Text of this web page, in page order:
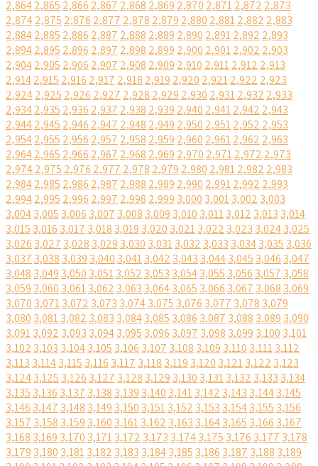
2,8642,865 2,866 2,867 2,868 2,869 2,870 2,8712,872 2,873
2,8742,875 2,876 2,877 2,878 2,879 2,880 2,8812,882 2,883
2,8842,885 2,886 2,887 2,888 2,889 2,890 2,8912,892 2,893
2,8942,895 2,896 2,897 2,898 2,899 2,900 2,9012,902 2,903
2,9042,905 2,906 2,907 2,908 2,909 2,910 2,9112,912 2,913
2,9142,915 2,916 2,917 2,918 2,919 2,920 2,9212,922 2,923
2,9242,925 2,926 2,927 2,928 2,929 2,930 2,9312,932 2,933
2,9342,935 2,936 2,937 2,938 2,939 2,940 2,9412,942 2,943
2,9442,945 2,946 2,947 2,948 2,949 2,950 2,9512,952 2,953
2,9542,955 2,956 2,957 2,958 2,959 2,960 2,9612,962 2,963
2,9642,965 2,966 2,967 2,968 2,969 2,970 2,9712,972 2,973
2,9742,975 2,976 2,977 2,978 2,979 2,980 2,9812,982 2,983
2,9842,985 2,986 2,987 2,988 2,989 2,990 2,9912,992 2,993
2,9942,995 2,996 2,997 2,998 2,999 3,000 3,0013,002 3,003
3,0043,005 3,006 3,007 3,008 3,009 3,010 3,0113,012 3,013 3,014
3,015 3,016 3,017 3,018 3,019 3,020 3,0213,022 3,023 3,0243,025
3,026 3,027 3,028 3,029 3,030 3,0313,032 3,033 3,0343,035 3,036
3,037 3,038 3,039 3,040 3,0413,042 3,043 3,0443,045 3,046 3,047
3,048 3,049 3,050 3,0513,052 3,053 3,0543,055 3,056 3,057 3,058
3,059 3,060 3,0613,062 3,063 3,0643,065 3,066 3,067 3,068 3,069
3,070 3,0713,072 3,073 3,0743,075 3,076 3,077 3,078 3,079
3,080 3,0813,082 3,083 3,0843,085 3,086 3,087 3,088 3,089 3,090
3,0913,092 3,093 3,0943,095 3,096 3,097 3,098 3,099 3,100 3,101
3,102 3,103 3,1043,105 3,106 3,107 3,108 3,109 3,110 3,1113,112
3,113 3,1143,115 3,116 3,117 3,118 3,119 3,120 3,1213,122 3,123
3,1243,125 3,126 3,127 3,128 3,129 3,130 3,1313,132 3,133 3,134
3,135 3,136 3,137 3,138 3,139 3,140 3,1413,142 3,143 3,1443,145
3,146 3,147 3,148 3,149 3,150 3,1513,152 3,153 3,1543,155 3,156
3,157 3,158 3,159 3,160 3,1613,162 3,163 3,1643,165 3,166 3,167
3,168 3,169 3,170 3,1713,172 3,173 3,1743,175 3,176 3,177 3,178
3,179 3,180 3,1813,182 3,183 3,1843,185 3,186 3,187 3,188 3,189